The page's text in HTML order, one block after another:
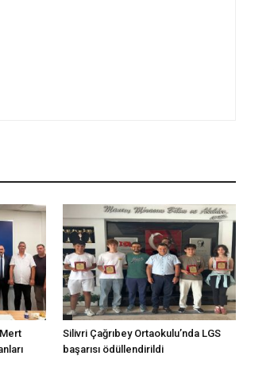
Silivri Çağrıbey Ortaokulu’nda LGS
başarısı ödüllendirildi